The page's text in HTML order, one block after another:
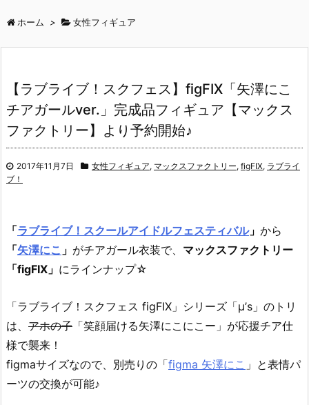
ホーム > 女性フィギュア
【ラブライブ！スクフェス】figFIX「矢澤にこ
チアガールver.」完成品フィギュア【マックス
ファクトリー】より予約開始♪
2017年11月7日 女性フィギュア, マックスファクトリー, figFIX, ラブライ
ブ！
「ラブライブ！スクールアイドルフェスティバル」 から
「矢澤にこ 」 がチアガール衣装で、 マックスファクトリー
「figFIX」 にラインナップ☆
「ラブライブ！スクフェス figFIX」シリーズ「μ’s」のトリ
は、 アホの子 「笑顔届ける矢澤にこにこー」が応援チア仕
様で襲来！
figmaサイズなので、別売りの「figma 矢澤にこ 」と表情パ
ーツの交換が可能♪